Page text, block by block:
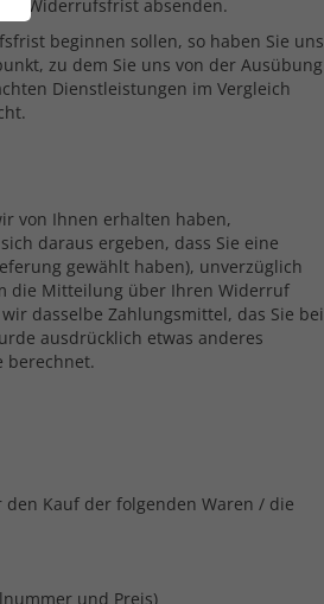
Widerrufsfrist absenden.
beginnen sollen, so haben Sie uns
zu dem Sie uns von der Ausübung
Dienstleistungen im Vergleich
von Ihnen erhalten haben,
daraus ergeben, dass Sie eine
gewählt haben), unverzüglich
die Mitteilung über Ihren Widerruf
dasselbe Zahlungsmittel, das Sie bei
ausdrücklich etwas anderes
berechnet.
Kauf der folgenden Waren / die
und Preis)